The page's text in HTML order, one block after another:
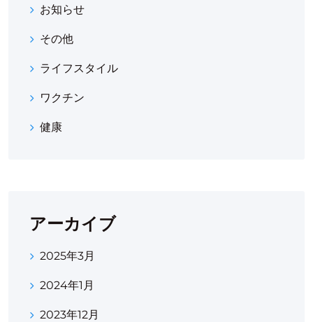
お知らせ
その他
ライフスタイル
ワクチン
健康
アーカイブ
2025年3月
2024年1月
2023年12月